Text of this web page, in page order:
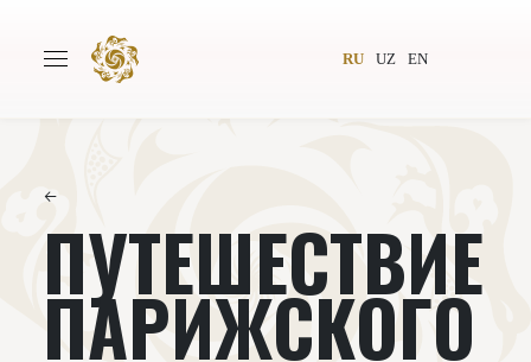
RU UZ EN
Всемирное общество
Издательство Новости
←
ПУТЕШЕСТВИЕ
ПАРИЖСКОГО